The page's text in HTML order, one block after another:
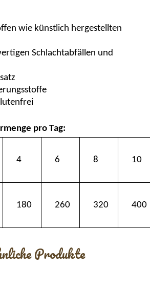
wie künstlich hergestellten
Schlachtabfällen und
pro Tag:
4 6 8 10
180 260 320 400
Produkte